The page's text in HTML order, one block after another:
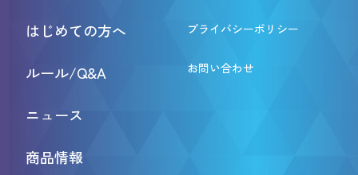
はじめての方へ
ルール/Q&A
ニュース
商品情報
プライバシーポリシー
お問い合わせ